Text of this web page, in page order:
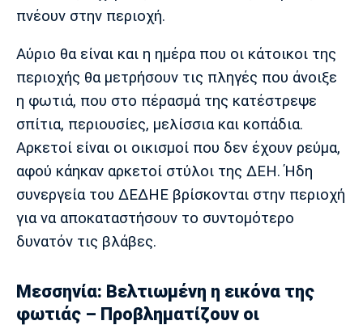
πνέουν στην περιοχή.
Αύριο θα είναι και η ημέρα που οι κάτοικοι της
περιοχής θα μετρήσουν τις πληγές που άνοιξε
η φωτιά, που στο πέρασμά της κατέστρεψε
σπίτια, περιουσίες, μελίσσια και κοπάδια.
Αρκετοί είναι οι οικισμοί που δεν έχουν ρεύμα,
αφού κάηκαν αρκετοί στύλοι της ΔΕΗ. Ήδη
συνεργεία του ΔΕΔΗΕ βρίσκονται στην περιοχή
για να αποκαταστήσουν το συντομότερο
δυνατόν τις βλάβες.
Μεσσηνία: Βελτιωμένη η εικόνα της
φωτιάς – Προβληματίζουν οι